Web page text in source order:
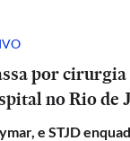
por
no Rio de
e STJD